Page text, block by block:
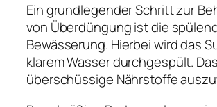
Ein grundlegender Schritt zur
von Überdüngung ist die
Bewässerung. Hierbei wird das
klarem Wasser durchgespült.
überschüssige Nährstoffe